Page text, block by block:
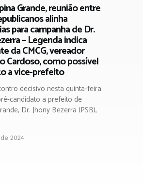
Grande, reunião entre
alinha
para campanha de Dr.
– Legenda indica
da CMCG, vereador
Cardoso, como possível
a vice-prefeito
decisivo nesta quinta-feira
candidato a prefeito de
Dr. Jhony Bezerra (PSB),
2024